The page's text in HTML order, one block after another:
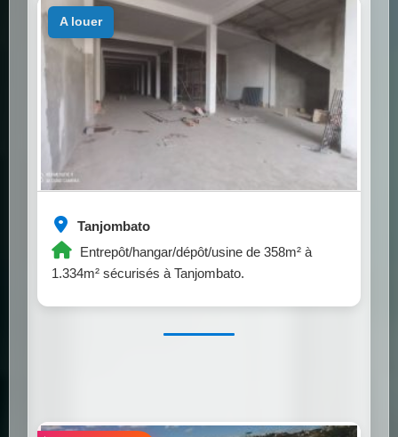
Tanjombato
Entrepôt/hangar/dépôt/usine de 358m² à
1.334m² sécurisés à Tanjombato.
a louer